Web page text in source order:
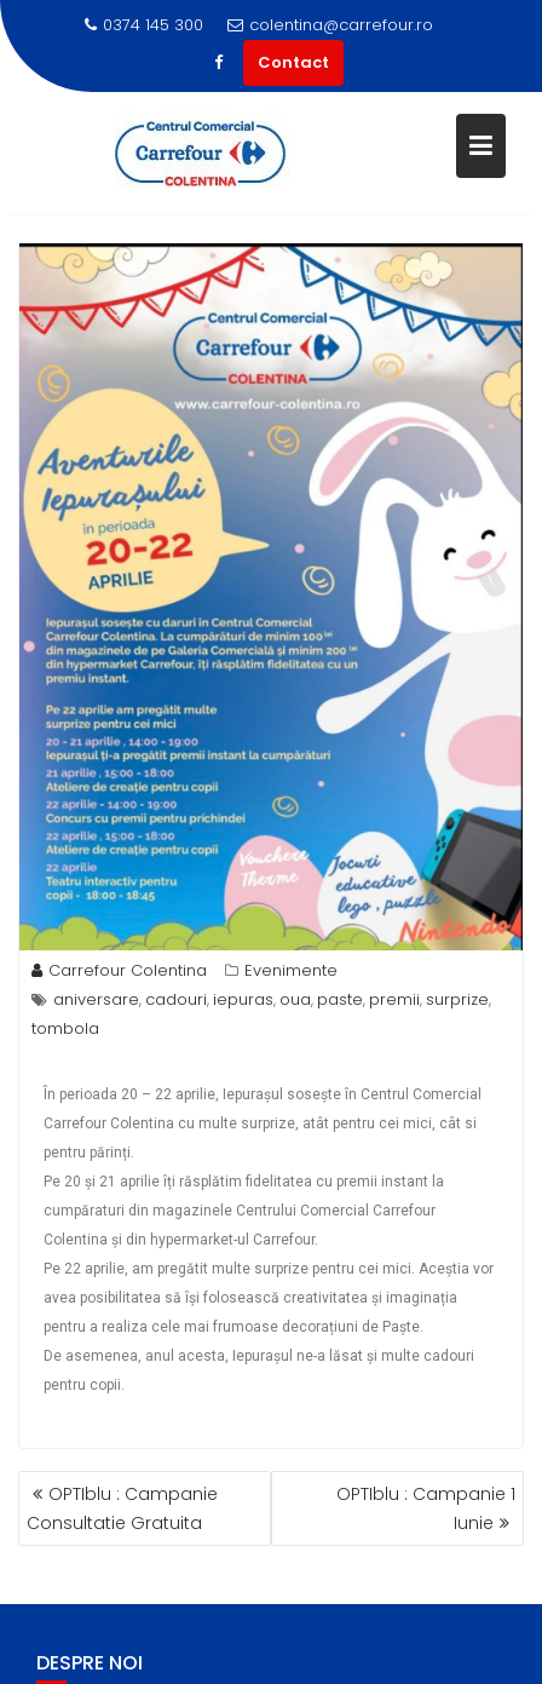
0374 145 300
colentina@carrefour.ro
Contact
Carrefour Colentina
Evenimente
aniversare, cadouri, iepuras, oua, paste, premii, surprize,
tombola
În perioada 20 – 22 aprilie, Iepurașul sosește în Centrul Comercial
Carrefour Colentina cu multe surprize, atât pentru cei mici, cât si
pentru părinți.
Pe 20 și 21 aprilie îți răsplătim fidelitatea cu premii instant la
cumpăraturi din magazinele Centrului Comercial Carrefour
Colentina și din hypermarket-ul Carrefour.
Pe 22 aprilie, am pregătit multe surprize pentru cei mici. Aceștia vor
avea posibilitatea să își folosească creativitatea și imaginația
pentru a realiza cele mai frumoase decorațiuni de Paște.
De asemenea, anul acesta, Iepurașul ne-a lăsat și multe cadouri
pentru copii.
OPTIblu : Campanie
Consultatie Gratuita
OPTIblu : Campanie 1
Iunie
DESPRE NOI